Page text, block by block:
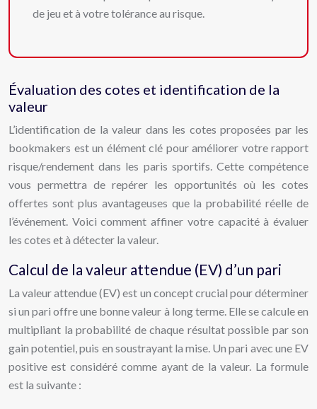
de jeu et à votre tolérance au risque.
Évaluation des cotes et identification de la
valeur
L’identification de la valeur dans les cotes proposées par les
bookmakers est un élément clé pour améliorer votre rapport
risque/rendement dans les paris sportifs. Cette compétence
vous permettra de repérer les opportunités où les cotes
offertes sont plus avantageuses que la probabilité réelle de
l’événement. Voici comment affiner votre capacité à évaluer
les cotes et à détecter la valeur.
Calcul de la valeur attendue (EV) d’un pari
La valeur attendue (EV) est un concept crucial pour déterminer
si un pari offre une bonne valeur à long terme. Elle se calcule en
multipliant la probabilité de chaque résultat possible par son
gain potentiel, puis en soustrayant la mise. Un pari avec une EV
positive est considéré comme ayant de la valeur. La formule
est la suivante :